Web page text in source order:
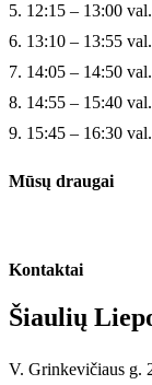
5. 12:15 – 13:00 val.
6. 13:10 – 13:55 val.
7. 14:05 – 14:50 val.
8. 14:55 – 15:40 val.
9. 15:45 – 16:30 val.
Mūsų draugai
Kontaktai
Šiaulių
V. Grinkevičiaus g.